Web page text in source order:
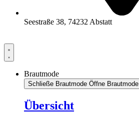
Seestraße 38, 74232 Abstatt
Brautmode
Schließe Brautmode Öffne Brautmode
Übersicht